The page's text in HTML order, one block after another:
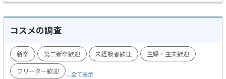
コスメの調査
新卒 第二新卒歓迎 未経験者歓迎
主婦・主夫歓迎
フリーター歓迎
...全て表示